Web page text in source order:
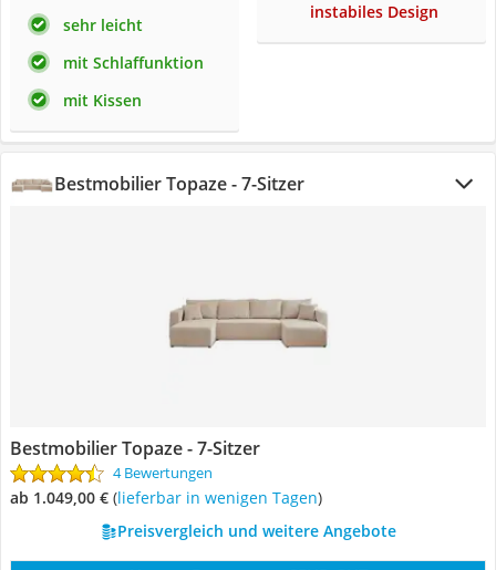
sehr leicht
mit Schlaffunktion
mit Kissen
instabiles Design
Bestmobilier Topaze - 7-Sitzer
Bestmobilier Topaze - 7-Sitzer
4 Bewertungen
ab 1.049,00 € ( Lieferbar in wenigen Tagen)
Preisvergleich und weitere Angebote